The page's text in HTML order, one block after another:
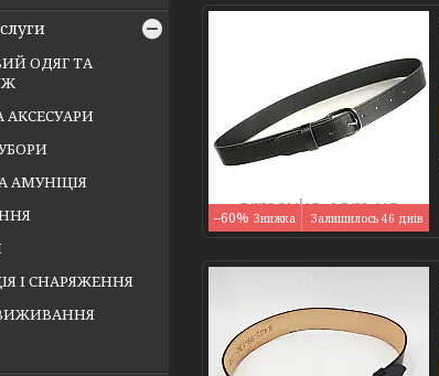
–60% Залишилось 46 днів
ОДЯГ ТА
АКСЕСУАРИ
І СНАРЯЖЕННЯ
ВИЖИВАННЯ